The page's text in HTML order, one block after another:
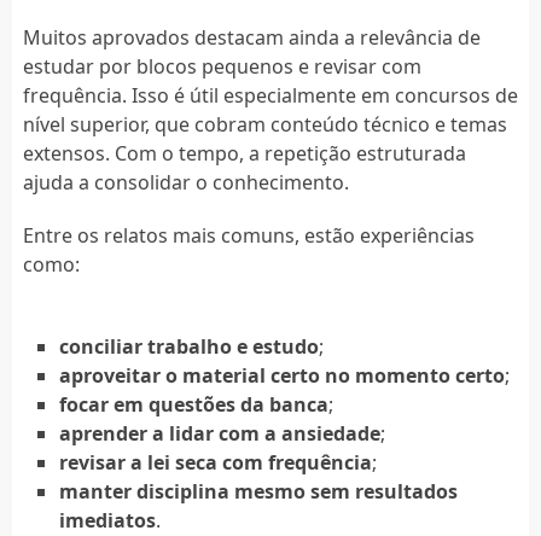
Muitos aprovados destacam ainda a relevância de
estudar por blocos pequenos e revisar com
frequência. Isso é útil especialmente em concursos de
nível superior, que cobram conteúdo técnico e temas
extensos. Com o tempo, a repetição estruturada
ajuda a consolidar o conhecimento.
Entre os relatos mais comuns, estão experiências
como:
conciliar trabalho e estudo;
aproveitar o material certo no momento certo;
focar em questões da banca;
aprender a lidar com a ansiedade;
revisar a lei seca com frequência;
manter disciplina mesmo sem resultados
imediatos.